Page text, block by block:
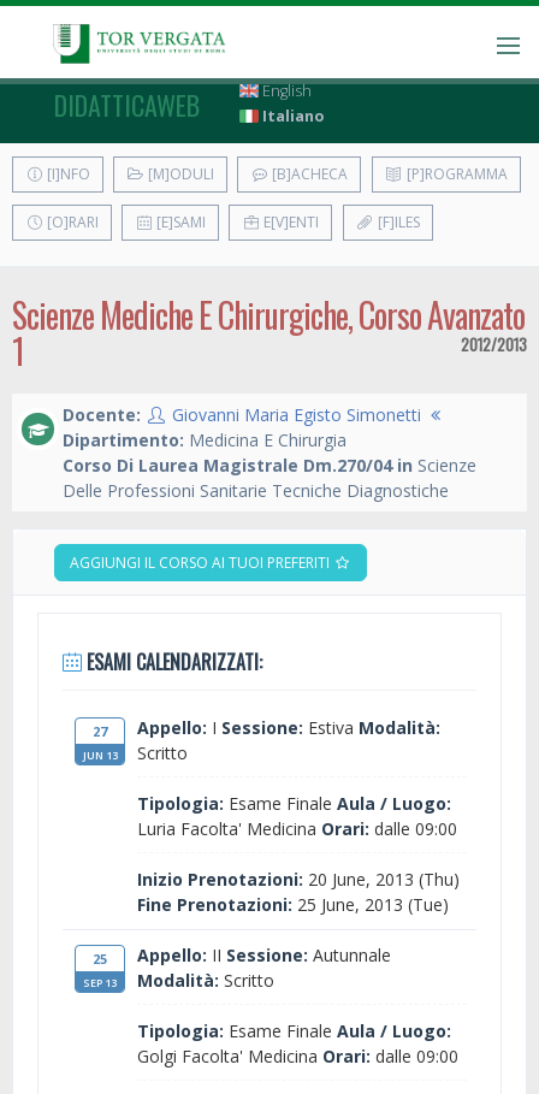
DIDATTICAWEB
English
Italiano
[I]NFO [M]ODULI [B]ACHECA [P]ROGRAMMA
[O]RARI [E]SAMI E[V]ENTI [F]ILES
Scienze Mediche E Chirurgiche, Corso Avanzato
1 2012/2013
Docente:
Giovanni Maria Egisto Simonetti
Dipartimento: Medicina E Chirurgia
Corso Di Laurea Magistrale Dm.270/04 in Scienze
Delle Professioni Sanitarie Tecniche Diagnostiche
AGGIUNGI IL CORSO AI TUOI PREFERITI
ESAMI CALENDARIZZATI:
27
JUN 13
Appello: I Sessione: Estiva Modalità:
Scritto
Tipologia: Esame Finale Aula / Luogo:
Luria Facolta' Medicina Orari: dalle 09:00
Inizio Prenotazioni: 20 June, 2013 (Thu)
Fine Prenotazioni: 25 June, 2013 (Tue)
25
SEP 13
Appello: II Sessione: Autunnale
Modalità: Scritto
Tipologia: Esame Finale Aula / Luogo:
Golgi Facolta' Medicina Orari: dalle 09:00